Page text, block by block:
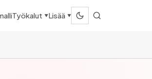
Työkalut ▼Lisää ▼